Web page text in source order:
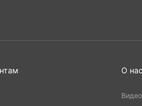
О нас